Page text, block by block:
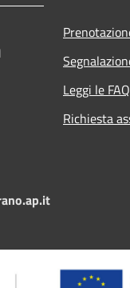
Leggi le FAQ
Richiesta